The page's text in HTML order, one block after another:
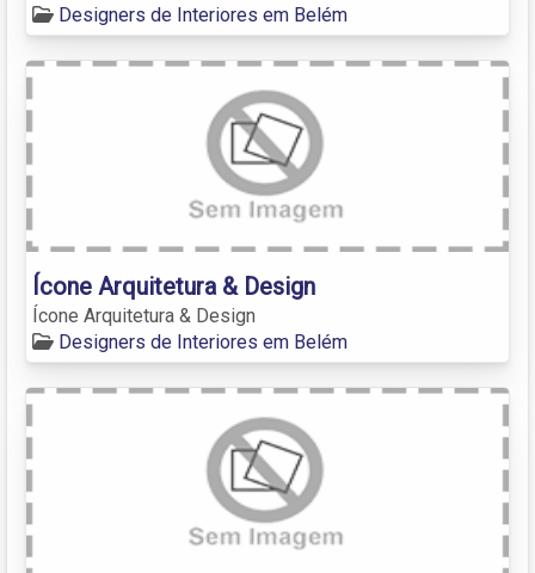
Designers de Interiores em Belém
Ícone Arquitetura & Design
Ícone Arquitetura & Design
Designers de Interiores em Belém